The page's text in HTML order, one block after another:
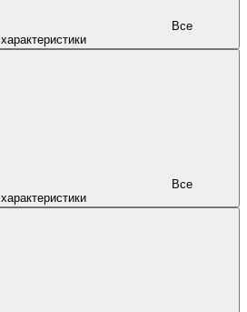
характеристики
характеристики